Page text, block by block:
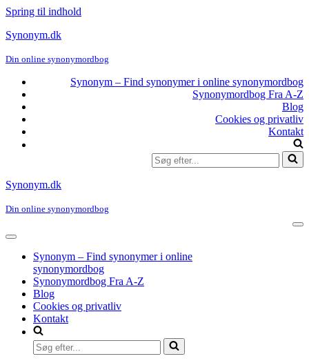
Spring til indhold
Synonym.dk
Din online synonymordbog
Synonym – Find synonymer i online synonymordbog
Synonymordbog Fra A-Z
Blog
Cookies og privatliv
Kontakt
Søg
efter...
Synonym.dk
Din online synonymordbog
Navigation
Synonym – Find synonymer i online
synonymordbog
Synonymordbog Fra A-Z
Blog
Cookies og privatliv
Kontakt
Søg
efter...